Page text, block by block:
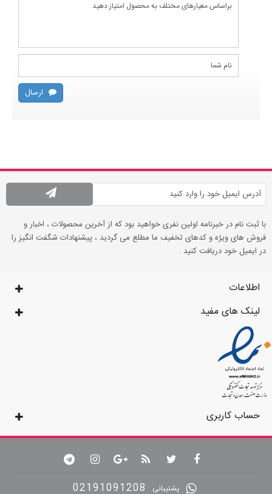
ارسال
با ثبت نام در خبرنامه اولین نفری خواهید بود که از آخرین محصولات ، اخبار و
فروش های ویژه و کدهای تخفیف ما مطلع می گردید ، پیشنهادات شگفت انگیز را
در ایمیل خود دریافت کنید .
اطلاعات
لینک های مفید
حساب کاربری
پشتیبانی 02191091208